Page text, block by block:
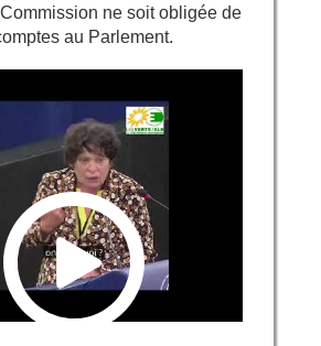
ne soit obligée de
au Parlement.